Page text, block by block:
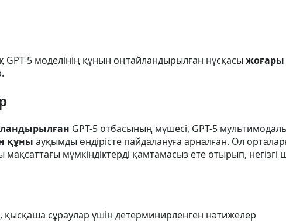
GPT-5 моделінің құнын оңтайландырылған нұсқасы жоғары
GPT-5 отбасының мүшесі, GPT-5
құны ауқымды өндірісте пайдалануға арналған. Ол
мақсаттағы мүмкіндіктерді қамтамасыз ете отырып,
қысқаша сұраулар үшін детерминирленген нәтижелер